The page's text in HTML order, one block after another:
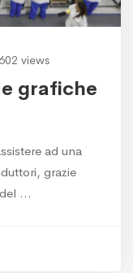
views
grafiche
ad una
grazie
…